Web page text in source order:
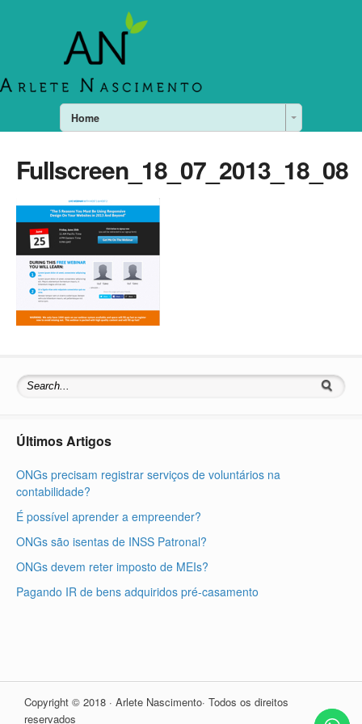
Home
Fullscreen_18_07_2013_18_08
Últimos Artigos
ONGs precisam registrar serviços de voluntários na
contabilidade?
É possível aprender a empreender?
ONGs são isentas de INSS Patronal?
ONGs devem reter imposto de MEIs?
Pagando IR de bens adquiridos pré-casamento
Copyright © 2018 · Arlete Nascimento· Todos os direitos
reservados